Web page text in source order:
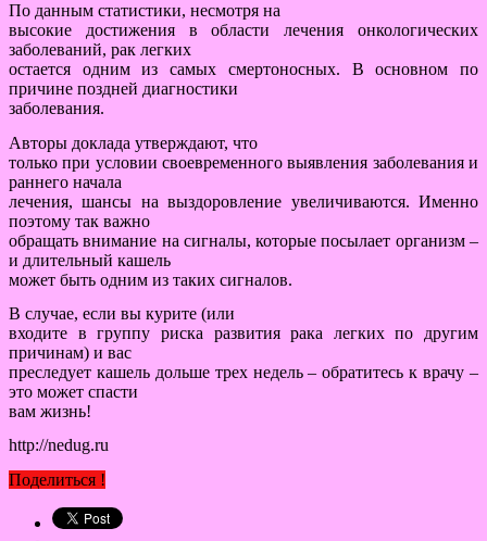
По данным статистики, несмотря на
высокие достижения в области лечения онкологических
заболеваний, рак легких
остается одним из самых смертоносных. В основном по
причине поздней диагностики
заболевания.
Авторы доклада утверждают, что
только при условии своевременного выявления заболевания и
раннего начала
лечения, шансы на выздоровление увеличиваются. Именно
поэтому так важно
обращать внимание на сигналы, которые посылает организм –
и длительный кашель
может быть одним из таких сигналов.
В случае, если вы курите (или
входите в группу риска развития рака легких по другим
причинам) и вас
преследует кашель дольше трех недель – обратитесь к врачу –
это может спасти
вам жизнь!
http://nedug.ru
Поделиться !